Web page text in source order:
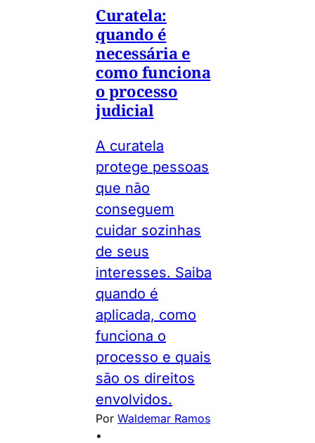
Curatela:
quando é
necessária e
como funciona
o processo
judicial
A curatela
protege pessoas
que não
conseguem
cuidar sozinhas
de seus
interesses. Saiba
quando é
aplicada, como
funciona o
processo e quais
são os direitos
envolvidos.
Por Waldemar Ramos
•